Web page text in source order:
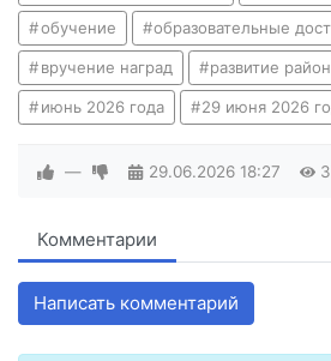
обучение образовательные
вручение наград развитие
июнь 2026 года 29 июня 2026
— 29.06.2026 18:27
Комментарии
Написать комментарий